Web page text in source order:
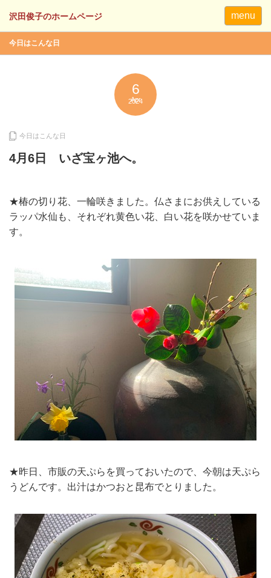
menu
今日はこんな日
6
Apr
2024
今日はこんな日
4月6日 いざ宝ヶ池へ。
★椿の切り花、一輪咲きました。仏さまにお供えしている
ラッパ水仙も、それぞれ黄色い花、白い花を咲かせていま
す。
★昨日、市販の天ぷらを買っておいたので、今朝は天ぷら
うどんです。出汁はかつおと昆布でとりました。